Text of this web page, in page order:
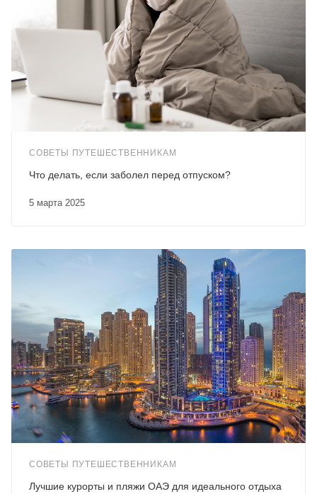
СОВЕТЫ ПУТЕШЕСТВЕННИКАМ
5 марта 2025
Что делать, если заболел перед отпуском?
СОВЕТЫ ПУТЕШЕСТВЕННИКАМ
Лучшие курорты и пляжи ОАЭ для идеального отдыха